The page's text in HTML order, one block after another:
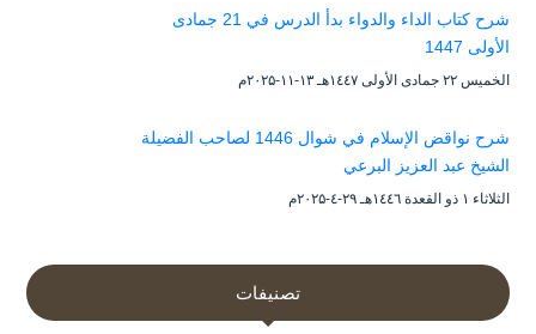
شرح كتاب الداء والدواء بدأ الدرس في 21 جمادى
الأولى 1447
الخميس ۲۲ جمادى الأولى ۱٤٤۷هـ ۱۳-۱۱-۲۰۲۵م
شرح نواقض الإسلام في شوال 1446 لصاحب الفضيلة
الشيخ عبد العزيز البرعي
الثلاثاء ۱ ذو القعدة ۱٤٤٦هـ ۲۹-٤-۲۰۲۵م
تصنيفات